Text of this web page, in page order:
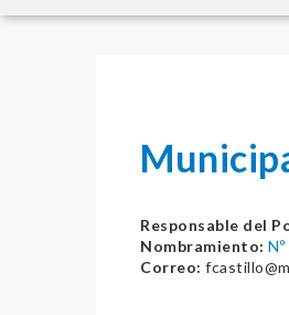
Responsable del
Nombramiento:
Correo: